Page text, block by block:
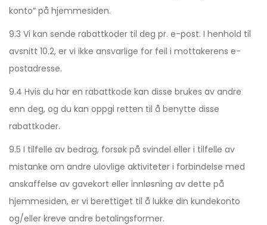
konto” på hjemmesiden.
9.3 Vi kan sende rabattkoder til deg pr. e-post. I henhold til
avsnitt 10.2, er vi ikke ansvarlige for feil i mottakerens e-
postadresse.
9.4 Hvis du har en rabattkode kan disse brukes av andre
enn deg, og du kan oppgi retten til å benytte disse
rabattkoder.
9.5 I tilfelle av bedrag, forsøk på svindel eller i tilfelle av
mistanke om andre ulovlige aktiviteter i forbindelse med
anskaffelse av gavekort eller innløsning av dette på
hjemmesiden, er vi berettiget til å lukke din kundekonto
og/eller kreve andre betalingsformer.